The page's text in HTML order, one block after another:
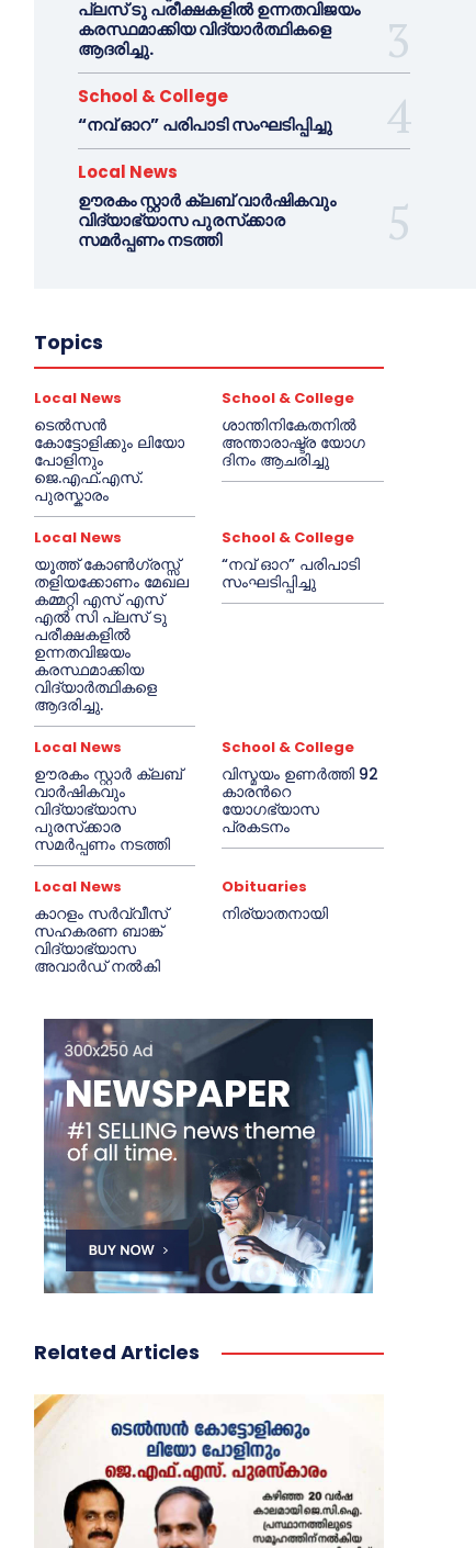
പ്ലസ് ടു പരീക്ഷകളിൽ ഉന്നതവിജയം
കരസ്ഥമാക്കിയ വിദ്യാർത്ഥികളെ
ആദരിച്ചു.
School & College
“നവ് ഓറ” പരിപാടി സംഘടിപ്പിച്ചു
Local News
ഊരകം സ്റ്റാർ ക്ലബ് വാർഷികവും
വിദ്യാഭ്യാസ പുരസ്‌ക്കാര
സമർപ്പണം നടത്തി
Topics
Local News
ടെൽസൻ
കോട്ടോളിക്കും ലിയോ
പോളിനും
ജെ.എഫ്.എസ്.
പുരസ്കാരം
School & College
ശാന്തിനികേതനിൽ
അന്താരാഷ്ട്ര യോഗ
ദിനം ആചരിച്ചു
Local News
യൂത്ത് കോൺഗ്രസ്സ്
തളിയക്കോണം മേഖല
കമ്മറ്റി എസ് എസ്
എൽ സി പ്ലസ് ടു
പരീക്ഷകളിൽ
ഉന്നതവിജയം
കരസ്ഥമാക്കിയ
വിദ്യാർത്ഥികളെ
ആദരിച്ചു.
School & College
“നവ് ഓറ” പരിപാടി
സംഘടിപ്പിച്ചു
Local News
ഊരകം സ്റ്റാർ ക്ലബ്
വാർഷികവും
വിദ്യാഭ്യാസ
പുരസ്‌ക്കാര
സമർപ്പണം നടത്തി
School & College
വിസ്മയം ഉണർത്തി 92
കാരൻറെ
യോഗഭ്യാസ
പ്രകടനം
Local News
കാറളം സർവ്വീസ്
സഹകരണ ബാങ്ക്
വിദ്യാഭ്യാസ
അവാർഡ് നൽകി
Obituaries
നിര്യാതനായി
Related Articles